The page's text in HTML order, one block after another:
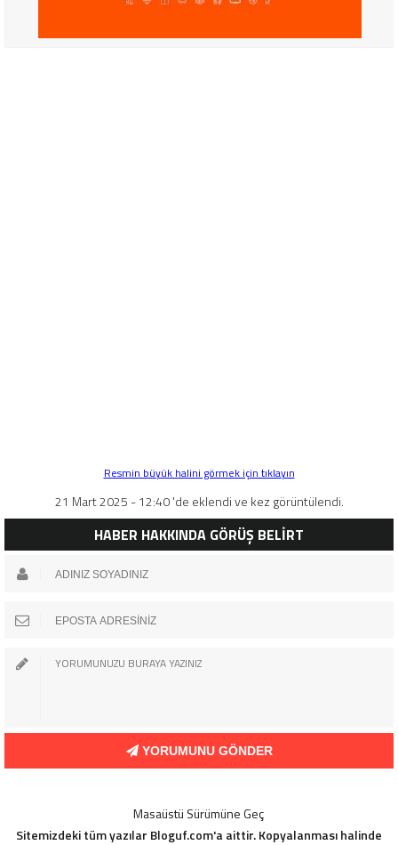
Resmin büyük halini görmek için tıklayın
21 Mart 2025 - 12:40 'de eklendi ve kez görüntülendi.
HABER HAKKINDA GÖRÜŞ BELİRT
YORUMUNU GÖNDER
Masaüstü Sürümüne Geç
Sitemizdeki tüm yazılar Bloguf.com'a aittir. Kopyalanması halinde